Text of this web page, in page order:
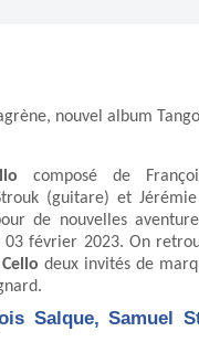
nouvel album
composé de
(guitare) et
de nouvelles
février 2023. On
deux invités de
Salque, Samuel